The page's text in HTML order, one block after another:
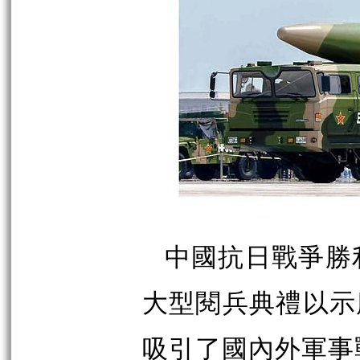
中國抗日戰爭勝
大型閱兵典禮以
吸引了國內外軍